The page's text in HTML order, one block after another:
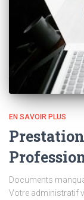
EN SAVOIR PLUS
Documents
Votre administratif